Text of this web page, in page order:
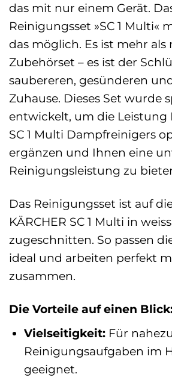
das mit nur einem Gerät.
Reinigungsset »SC 1 Multi«
das möglich. Es ist mehr als
Zubehörset – es ist der
saubereren, gesünderen
Zuhause. Dieses Set wurde
entwickelt, um die Leistung
SC 1 Multi Dampfreinigers
ergänzen und Ihnen eine
Reinigungsleistung zu
Das Reinigungsset ist auf
KÄRCHER SC 1 Multi in
zugeschnitten. So passen
ideal und arbeiten perfekt
zusammen.
Die Vorteile auf einen
Vielseitigkeit:Für
Reinigungsaufgaben im
geeignet.